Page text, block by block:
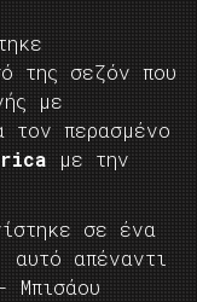
της σεζόν που
με
τον περασμένο
με την
σε ένα
απέναντι
Μπισάου